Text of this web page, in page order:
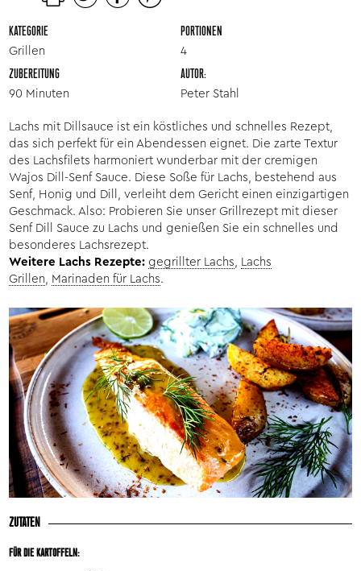
KATEGORIE
Grillen
PORTIONEN
4
ZUBEREITUNG
90 Minuten
AUTOR:
Peter Stahl
Lachs mit Dillsauce ist ein köstliches und schnelles Rezept,
das sich perfekt für ein Abendessen eignet. Die zarte Textur
des Lachsfilets harmoniert wunderbar mit der cremigen
Wajos Dill-Senf Sauce. Diese Soße für Lachs, bestehend aus
Senf, Honig und Dill, verleiht dem Gericht einen einzigartigen
Geschmack. Also: Probieren Sie unser Grillrezept mit dieser
Senf Dill Sauce zu Lachs und genießen Sie ein schnelles und
besonderes Lachsrezept.
Weitere Lachs Rezepte: gegrillter Lachs
Lachs
Grillen
Marinaden für Lachs.
ZUTATEN
FÜR DIE KARTOFFELN: